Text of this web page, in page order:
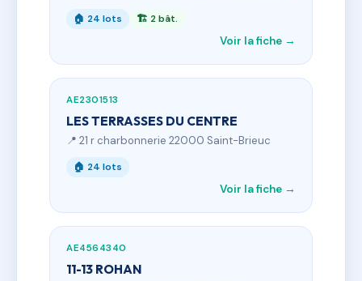
🏠 24 lots 🏗 2 bât.
Voir la fiche →
AE2301513
LES TERRASSES DU CENTRE
📍 21 r charbonnerie 22000 Saint-Brieuc
🏠 24 lots
Voir la fiche →
AE4564340
11-13 ROHAN